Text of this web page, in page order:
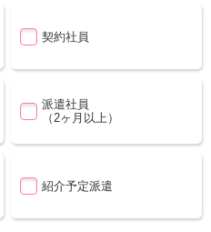
契約社員
派遣社員
（2ヶ月以上）
紹介予定派遣